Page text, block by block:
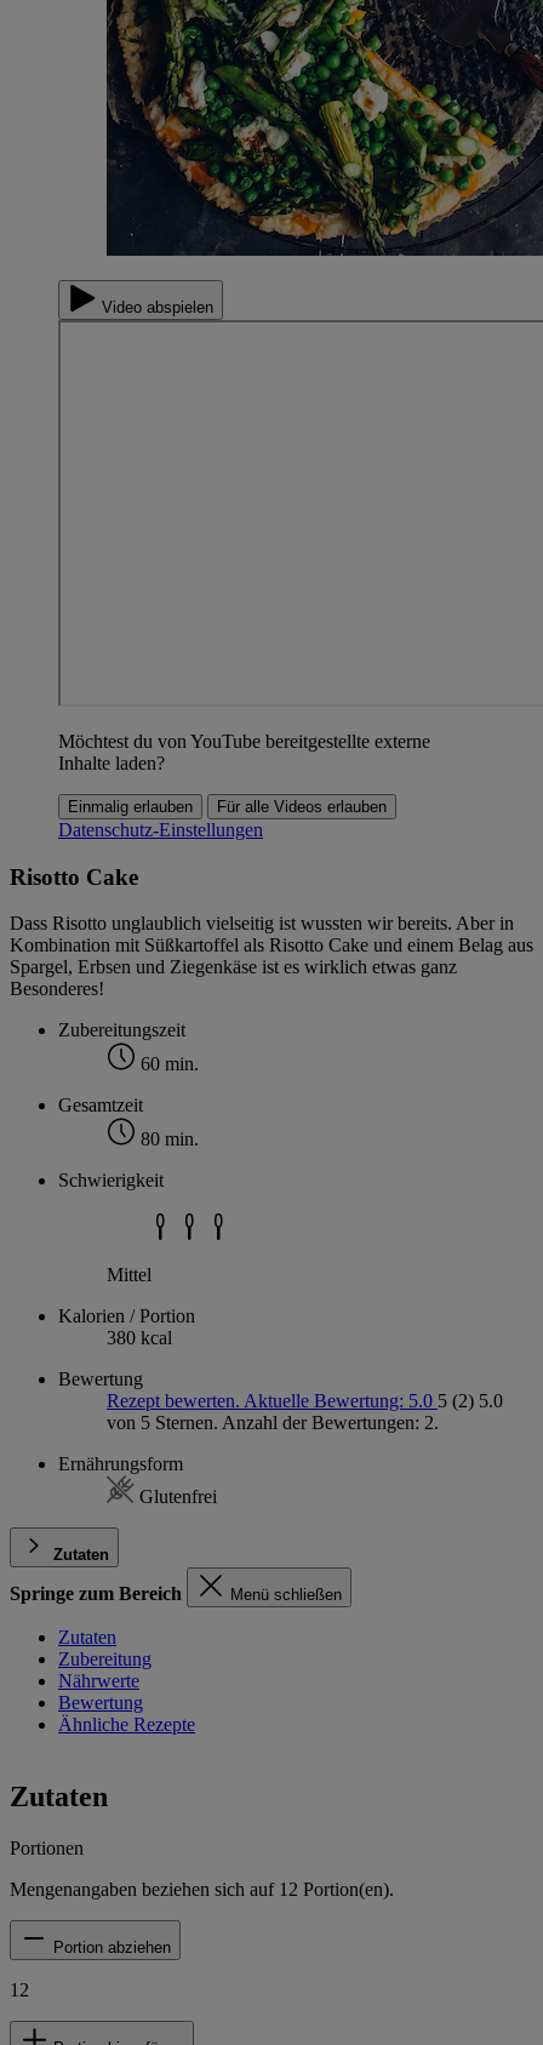
Video abspielen
Möchtest du von YouTube bereitgestellte externe
Inhalte laden?
Einmalig erlauben Für alle Videos erlauben
Datenschutz-Einstellungen
Risotto Cake
Dass Risotto unglaublich vielseitig ist wussten wir bereits. Aber in
Kombination mit Süßkartoffel als Risotto Cake und einem Belag aus
Spargel, Erbsen und Ziegenkäse ist es wirklich etwas ganz
Besonderes!
Zubereitungszeit
60 min.
Gesamtzeit
80 min.
Schwierigkeit
Mittel
Kalorien / Portion
380 kcal
Bewertung
Rezept bewerten. Aktuelle Bewertung: 5.0 5 (2) 5.0
von 5 Sternen. Anzahl der Bewertungen: 2.
Ernährungsform
Glutenfrei
Zutaten
Springe zum Bereich Menü schließen
Zutaten
Zubereitung
Nährwerte
Bewertung
Ähnliche Rezepte
Zutaten
Portionen
Mengenangaben beziehen sich auf 12 Portion(en).
Portion abziehen
12